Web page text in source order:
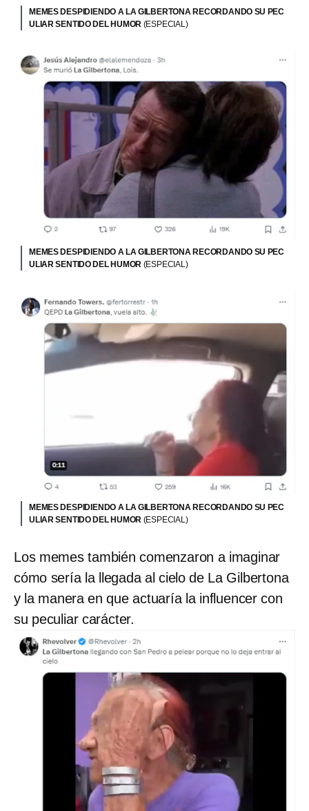
MEMES DESPIDIENDO A LA GILBERTONA RECORDANDO SU PEC
ULIAR SENTIDO DEL HUMOR (ESPECIAL)
MEMES DESPIDIENDO A LA GILBERTONA RECORDANDO SU PEC
ULIAR SENTIDO DEL HUMOR (ESPECIAL)
MEMES DESPIDIENDO A LA GILBERTONA RECORDANDO SU PEC
ULIAR SENTIDO DEL HUMOR (ESPECIAL)
Los memes también comenzaron a imaginar
cómo sería la llegada al cielo de La Gilbertona
y la manera en que actuaría la influencer con
su peculiar carácter.